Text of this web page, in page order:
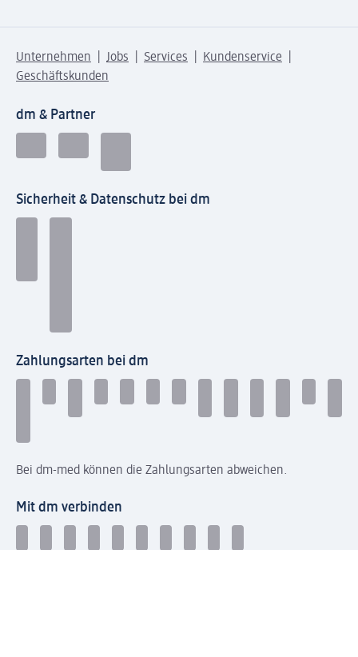
Unternehmen Jobs Services
Kundenservice
Geschäftskunden
dm & Partner
Sicherheit & Datenschutz bei dm
Zahlungsarten bei dm
Bei dm-med können die Zahlungsarten abweichen.
Mit dm verbinden